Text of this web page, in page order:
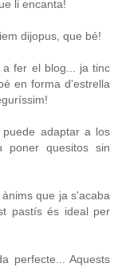
li encanta!
dijopus, que bé!
fer el blog... ja tinc
en forma d'estrella
adaptar a los
poner quesitos sin
que ja s'acaba
pastís és ideal per
perfecte... Aquests